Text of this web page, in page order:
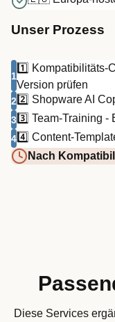
Unser Prozess
1
1️⃣ Kompatibilitäts-
Version prüfen
2 2️⃣ Shopware AI
33️⃣ Team-Training -
44️⃣ Content-
Nach
Diese Services